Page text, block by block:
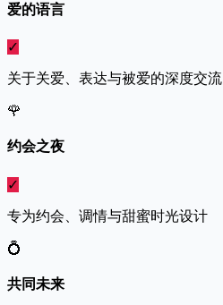
爱的语言
✓
关于关爱、表达与被爱的深度交流
🌹
约会之夜
✓
专为约会、调情与甜蜜时光设计
💍
共同未来